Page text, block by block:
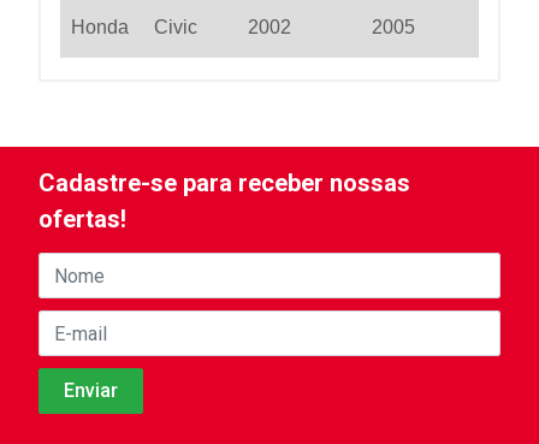
Honda Civic 2002 2005
Cadastre-se para receber nossas
ofertas!